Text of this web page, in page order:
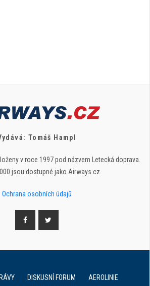
Tomáš Hampl
v roce 1997 pod názvem Letecká doprava.
jsou dostupné jako Airways.cz.
Ochrana osobních údajů
DISKUSNÍ FORUM AEROLINIE